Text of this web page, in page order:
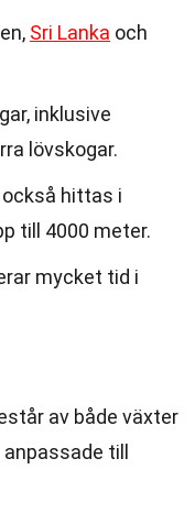
Sri Lanka och
inklusive
lövskogar.
hittas i
till 4000 meter.
mycket tid i
av både växter
till